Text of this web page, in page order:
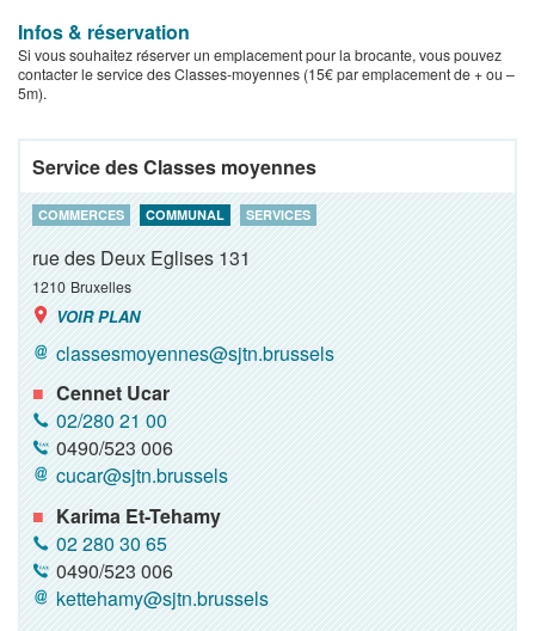
Infos & réservation
Si vous souhaitez réserver un emplacement pour la brocante, vous pouvez
contacter le service des Classes-moyennes (15€ par emplacement de + ou –
5m).
Service des Classes moyennes
COMMERCES COMMUNAL SERVICES
rue des Deux Eglises 131
1210 Bruxelles
VOIR PLAN
classesmoyennes@sjtn.brussels
Cennet Ucar
02/280 21 00
0490/523 006
cucar@sjtn.brussels
Karima Et-Tehamy
02 280 30 65
0490/523 006
kettehamy@sjtn.brussels